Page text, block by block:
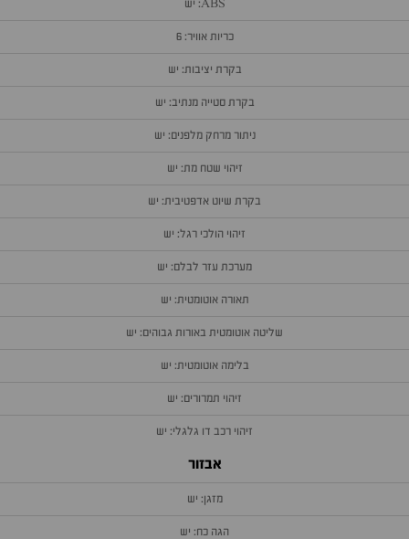
ABS: יש
כריות אוויר: 6
בקרת יציבות: יש
בקרת סטייה מנתיב: יש
ניתור מרחק מלפנים: יש
זיהוי שטח מת: יש
בקרת שיוט אדפטיבית: יש
זיהוי הולכי רגל: יש
מערכת עזר לבלם: יש
תאורה אוטומטית: יש
שליטה אוטומטית באורות גבוהים: יש
בלימה אוטומטית: יש
זיהוי תמרורים: יש
זיהוי רכב דו גלגלי: יש
אבזור
מזגן: יש
הגה כח: יש